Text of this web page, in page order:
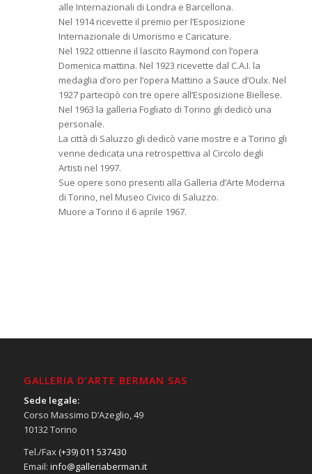
alle Internazionali di Londra e Barcellona.
Nel 1914 ricevette il premio per l’Esposizione
Internazionale di Umorismo e Caricature.
Nel 1922 ottienne il lascito Raymond con l’opera
Domenica mattina. Nel 1923 ricevette dal C.A.I. la
medaglia d’oro per l’opera Mattino a Sauce d’Oulx. Nel
1927 partecipò con tre opere all’Esposizione Biellese.
Nel 1963 la galleria Fogliato di Torino gli dedicò una
personale.
La città di Saluzzo gli dedicò varie mostre e a Torino gli
venne dedicata una retrospettiva al Circolo degli
Artisti nel 1997.
Sue opere sono presenti alla Galleria d’Arte Moderna
di Torino, nel Museo Civico di Saluzzo.
Muore a Torino il 6 aprile 1967.
GALLERIA D’ARTE BERMAN SAS
Sede legale:
Corso Massimo D’Azeglio, 49
10132 Torino
Tel./Fax(+39) 011 537430
Email: info@galleriaberman.it